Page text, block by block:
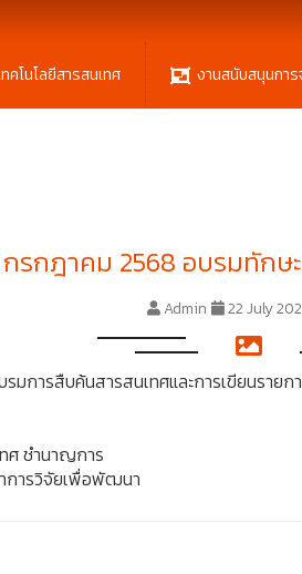
คโนโลยีสารสนเทศ งานสนับสนุนกา
กรกฎาคม 2568 อบรมทัก
Admin 22 July
มการสืบค้นสารสนเทศและการเขียนรา
ศ ชำนาญการ
การวิจัยเพื่อพัฒนา